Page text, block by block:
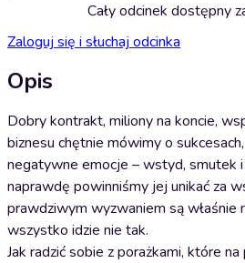
Cały odcinek dostępny
Zaloguj się i słuchaj odcinka
Opis
Dobry kontrakt, miliony na koncie,
biznesu chętnie mówimy o
negatywne emocje – wstyd, smutek
naprawdę powinniśmy jej unikać za
prawdziwym wyzwaniem są właśnie
wszystko idzie nie tak.
Jak radzić sobie z porażkami, które